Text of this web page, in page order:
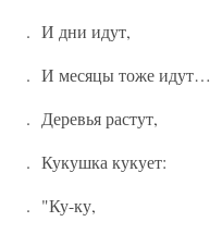
. И дни идут,
. И месяцы тоже идут…
. Деревья растут,
. Кукушка кукует:
. "Ку-ку,